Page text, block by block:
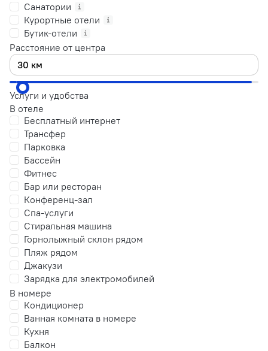
Санатории
Курортные отели
Бутик-отели
Расстояние от центра
Услуги и удобства
В отеле
Бесплатный интернет
Трансфер
Парковка
Бассейн
Фитнес
Бар или ресторан
Конференц-зал
Спа-услуги
Стиральная машина
Горнолыжный склон рядом
Пляж рядом
Джакузи
Зарядка для электромобилей
В номере
Кондиционер
Ванная комната в номере
Кухня
Балкон